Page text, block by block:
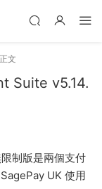
正文
Suite v5.14.
制版是兩個支付
UK 使用